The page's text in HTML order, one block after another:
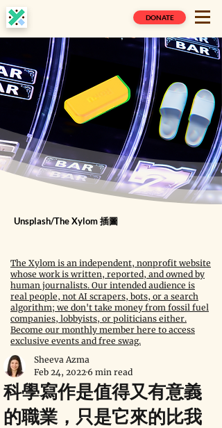
DONATE
Unsplash/The Xylom 插圖
The Xylom is an independent, nonprofit website
whose work is written, reported, and owned by
human journalists. Our intended audience is
real people, not AI scrapers, bots, or a search
algorithm; we don't take money from fossil fuel
companies, lobbyists, or politicians either.
Become our monthly member here to access
exclusive events and free swag.
科學寫作是值得又有意義
的職業，只是它來的比我
Sheeva Azma
Feb 24, 2022 6 min read